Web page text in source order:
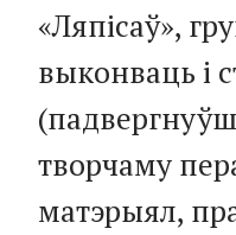
«Ляпісаў»,
выконваць і
творчаму
матэрыял,